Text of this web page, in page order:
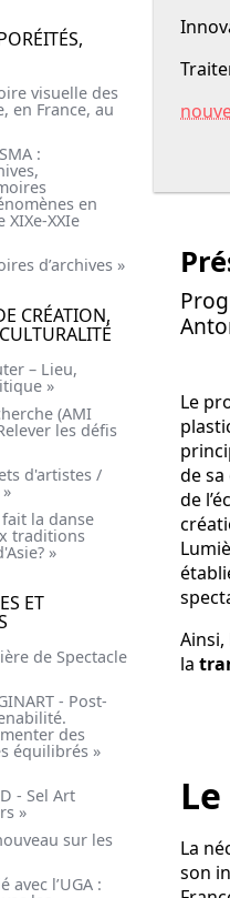
visuelle des
en France, au
:
en
XXIe
d’archives »
CRÉATION,
– Lieu,
»
(AMI
les défis
d'artistes /
la danse
traditions
»
ET
de Spectacle
- Post-
des
équilibrés »
- Sel Art
»
sur les
avec l’UGA :
Le
de
de
la
La
son